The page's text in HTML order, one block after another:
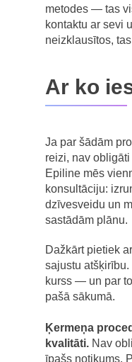
metodes — tas
kontaktu ar sevi
neizklausītos,
Ar ko
Ja par šādām
reizi, nav
Epiline mēs
konsultāciju:
dzīvesveidu un
sastādām plānu.
Dažkārt pietiek
sajustu
kurss — un par
pašā sākumā.
Ķermeņa
kvalitāti. Nav
īpašs notikums.